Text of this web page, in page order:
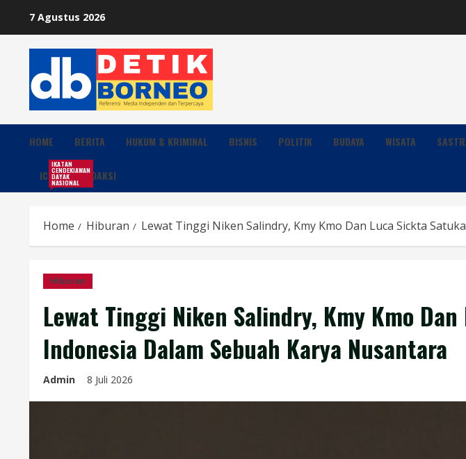
content
7 Agustus 2026
HOME BERITA HUKUM & KRIMINAL BISNIS POLITIK BUDAYA WISATA
ICDN
IKATAN
CENDEKIAWAN
DAYAK
NASIONALREDAKSI
Home Hiburan Lewat Tinggi Niken Salindry, Kmy Kmo Dan Luca Sickta
Hiburan
Lewat Tinggi Niken Salindry, Kmy Kmo
Indonesia Dalam Sebuah Karya Nusantara
Admin 8 Juli 2026